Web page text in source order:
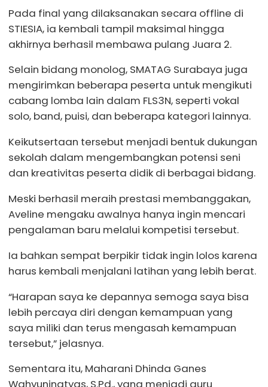
Pada final yang dilaksanakan secara offline di
STIESIA, ia kembali tampil maksimal hingga
akhirnya berhasil membawa pulang Juara 2.
Selain bidang monolog, SMATAG Surabaya juga
mengirimkan beberapa peserta untuk mengikuti
cabang lomba lain dalam FLS3N, seperti vokal
solo, band, puisi, dan beberapa kategori lainnya.
Keikutsertaan tersebut menjadi bentuk dukungan
sekolah dalam mengembangkan potensi seni
dan kreativitas peserta didik di berbagai bidang.
Meski berhasil meraih prestasi membanggakan,
Aveline mengaku awalnya hanya ingin mencari
pengalaman baru melalui kompetisi tersebut.
Ia bahkan sempat berpikir tidak ingin lolos karena
harus kembali menjalani latihan yang lebih berat.
“Harapan saya ke depannya semoga saya bisa
lebih percaya diri dengan kemampuan yang
saya miliki dan terus mengasah kemampuan
tersebut,” jelasnya.
Sementara itu, Maharani Dhinda Ganes